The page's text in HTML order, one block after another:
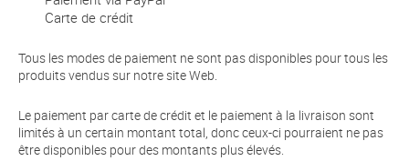
Carte de crédit
Tous les modes de paiement ne sont pas disponibles pour tous les
produits vendus sur notre site Web.
Le paiement par carte de crédit et le paiement à la livraison sont
limités à un certain montant total, donc ceux-ci pourraient ne pas
être disponibles pour des montants plus élevés.